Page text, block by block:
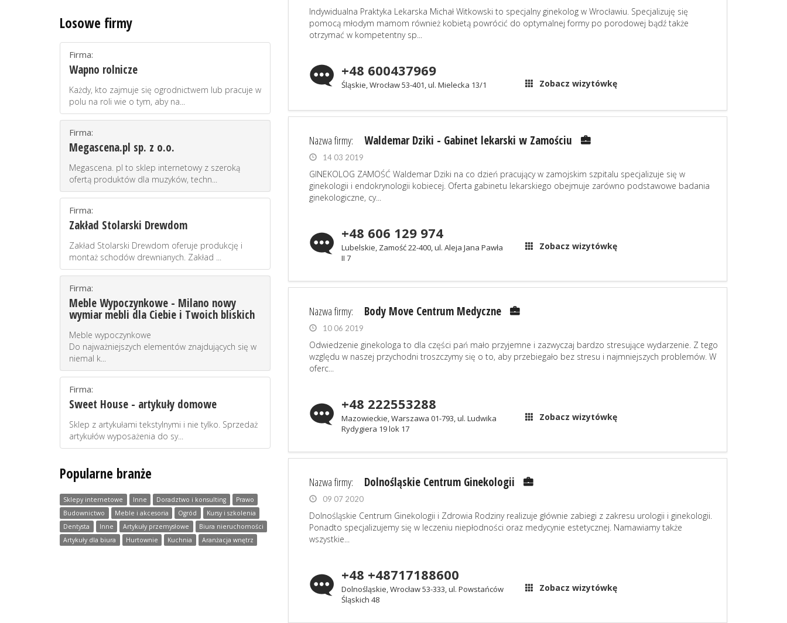
Losowe firmy
Firma:
Wapno rolnicze
Każdy, kto zajmuje się ogrodnictwem lub pracuje w
polu na roli wie o tym, aby na...
Firma:
Megascena.pl sp. z o.o.
Megascena. pl to sklep internetowy z szeroką
ofertą produktów dla muzyków, techn...
Firma:
Zakład Stolarski Drewdom
Zakład Stolarski Drewdom oferuje produkcję i
montaż schodów drewnianych. Zakład ...
Firma:
Meble Wypoczynkowe - Milano nowy
wymiar mebli dla Ciebie i Twoich bliskich
Meble wypoczynkowe
Do najważniejszych elementów znajdujących się w
niemal k...
Firma:
Sweet House - artykuły domowe
Sklep z artykułami tekstylnymi i nie tylko. Sprzedaż
artykułów wyposażenia do sy...
Popularne branże
Sklepy internetowe Inne Doradztwo i konsulting
Prawo
Budownictwo
Meble i akcesoria Ogród
Kursy i szkolenia
Dentysta
Inne Artykuły przemysłowe
Biura nieruchomości
Artykuły dla biura
Hurtownie Kuchnia Aranżacja wnętrz
Indywidualna Praktyka Lekarska Michał Witkowski to specjalny ginekolog w Wrocławiu. Specjalizuję się
pomocą młodym mamom również kobietą powrócić do optymalnej formy po porodowej bądź także
otrzymać w kompetentny sp...
+48 600437969
Śląskie, Wrocław 53-401, ul. Mielecka 13/1 Zobacz wizytówkę
Nazwa firmy: Waldemar Dziki - Gabinet lekarski w Zamościu
14 03 2019
GINEKOLOG ZAMOŚĆ Waldemar Dziki na co dzień pracujący w zamojskim szpitalu specjalizuje się w
ginekologii i endokrynologii kobiecej. Oferta gabinetu lekarskiego obejmuje zarówno podstawowe badania
ginekologiczne, cy...
+48 606 129 974
Lubelskie, Zamość 22-400, ul. Aleja Jana Pawła
II 7
Zobacz wizytówkę
Nazwa firmy: Body Move Centrum Medyczne
10 06 2019
Odwiedzenie ginekologa to dla części pań mało przyjemne i zazwyczaj bardzo stresujące wydarzenie. Z tego
względu w naszej przychodni troszczymy się o to, aby przebiegało bez stresu i najmniejszych problemów. W
oferc...
+48 222553288
Mazowieckie, Warszawa 01-793, ul. Ludwika
Rydygiera 19 lok 17
Zobacz wizytówkę
Nazwa firmy: Dolnośląskie Centrum Ginekologii
09 07 2020
Dolnośląskie Centrum Ginekologii i Zdrowia Rodziny realizuje głównie zabiegi z zakresu urologii i ginekologii.
Ponadto specjalizujemy się w leczeniu niepłodności oraz medycynie estetycznej. Namawiamy także
wszystkie...
+48 +48717188600
Dolnośląskie, Wrocław 53-333, ul. Powstańców
Śląskich 48
Zobacz wizytówkę